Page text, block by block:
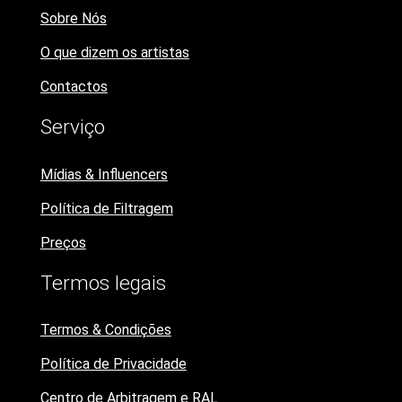
Sobre Nós
O que dizem os artistas
Contactos
Serviço
Mídias & Influencers
Política de Filtragem
Preços
Termos legais
Termos & Condições
Política de Privacidade
Centro de Arbitragem e RAL